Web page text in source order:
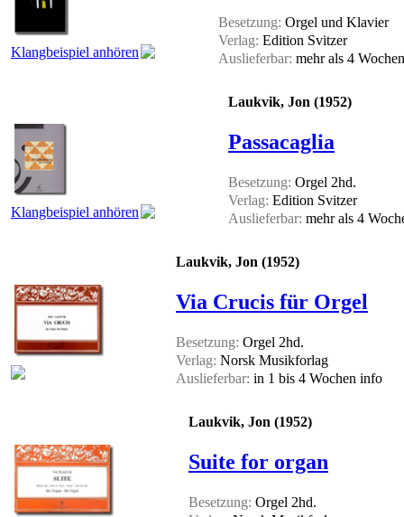
Klangbeispiel anhören
Besetzung: Orgel und Klavier
Verlag: Edition Svitzer
Auslieferbar: mehr als 4
Klangbeispiel anhören
Laukvik, Jon (1952)
Passacaglia
Besetzung: Orgel 2hd.
Verlag: Edition Svitzer
Auslieferbar: mehr als 4
Laukvik, Jon (1952)
Via Crucis für Orgel
Besetzung: Orgel 2hd.
Verlag: Norsk Musikforlag
Auslieferbar: in 1 bis 4 Wochen info
Laukvik, Jon (1952)
Suite for organ
Besetzung: Orgel 2hd.